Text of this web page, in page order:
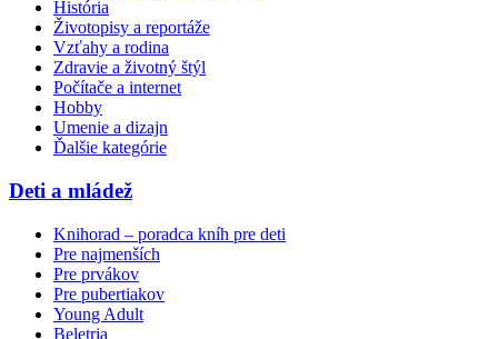
História
Životopisy a reportáže
Vzťahy a rodina
Zdravie a životný štýl
Počítače a internet
Hobby
Umenie a dizajn
Ďalšie kategórie
Deti a mládež
Knihorad – poradca kníh pre deti
Pre najmenších
Pre prvákov
Pre pubertiakov
Young Adult
Beletria